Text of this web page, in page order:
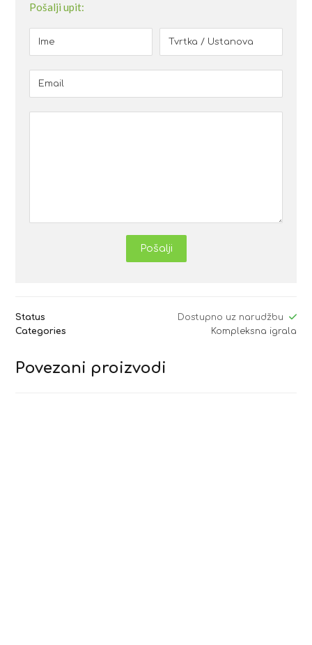
Pošalji upit:
Pošalji
Status
Dostupno uz narudžbu
Categories
Kompleksna igrala
Povezani proizvodi